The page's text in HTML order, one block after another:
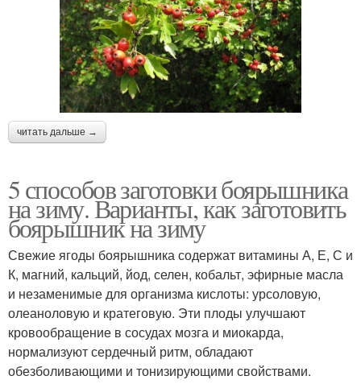
читать дальше →
5 способов заготовки боярышника
на зиму. Варианты, как заготовить
боярышник на зиму
Свежие ягоды боярышника содержат витамины А, Е, С и
К, магний, кальций, йод, селен, кобальт, эфирные масла
и незаменимые для организма кислоты: урсоловую,
олеаноловую и кратеговую. Эти плоды улучшают
кровообращение в сосудах мозга и миокарда,
нормализуют сердечный ритм, обладают
обезболивающими и тонизирующими свойствами.